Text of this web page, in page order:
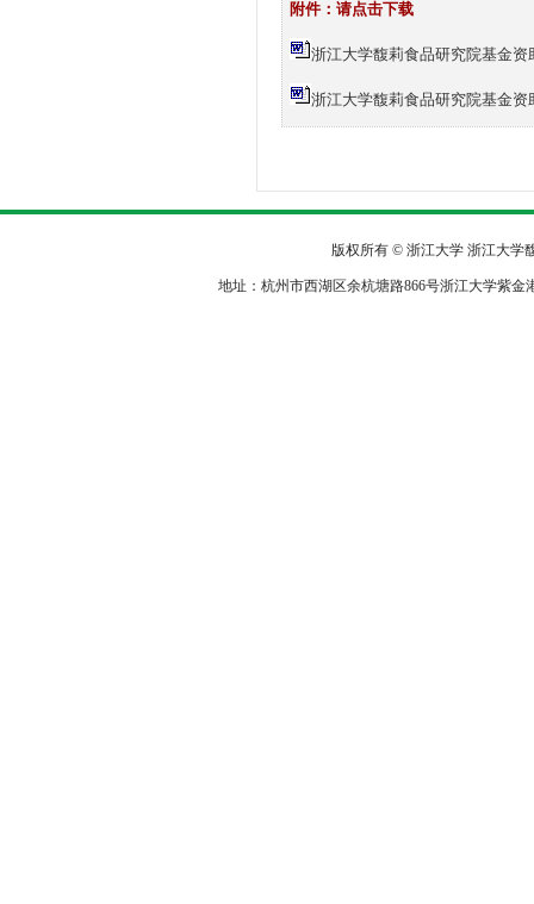
附件：请点击下载
浙江大学馥莉食品研究院基金
浙江大学馥莉食品研究院基金资
版权所有 © 浙江大学 浙江大学
地址：杭州市西湖区余杭塘路866号浙江大学紫金